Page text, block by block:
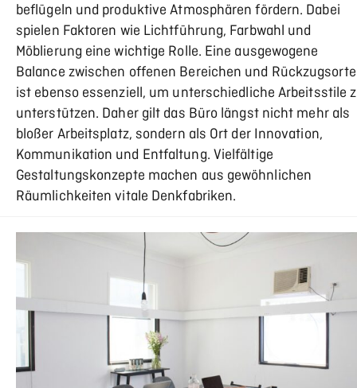
beflügeln und produktive Atmosphären fördern. Dabei
spielen Faktoren wie Lichtführung, Farbwahl und
Möblierung eine wichtige Rolle. Eine ausgewogene
Balance zwischen offenen Bereichen und
ist ebenso essenziell, um unterschiedliche Arbeitsstile
unterstützen. Daher gilt das Büro längst nicht mehr als
bloßer Arbeitsplatz, sondern als Ort der Innovation,
Kommunikation und Entfaltung. Vielfältige
Gestaltungskonzepte machen aus gewöhnlichen
Räumlichkeiten vitale Denkfabriken.